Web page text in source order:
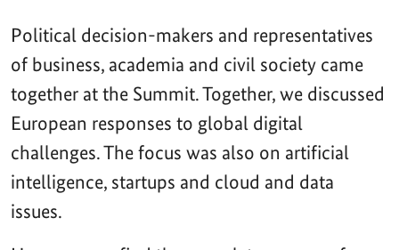
Political decision-makers and representatives
of business, academia and civil society came
together at the Summit. Together, we discussed
European responses to global digital
challenges. The focus was also on artificial
intelligence, startups and cloud and data
issues.